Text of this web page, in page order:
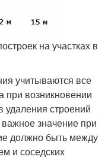
на участках в
учитываются все
при возникновении
удаления строений
значение при
должно быть между
и соседских